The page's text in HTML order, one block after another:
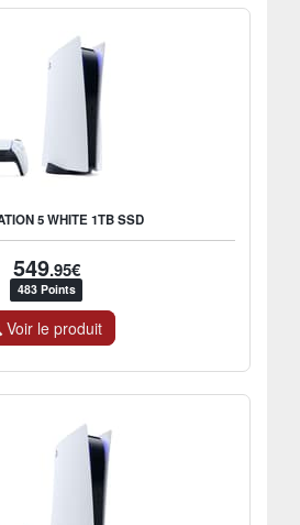
5 WHITE 1TB SSD
549.95€
483 Points
Voir le produit